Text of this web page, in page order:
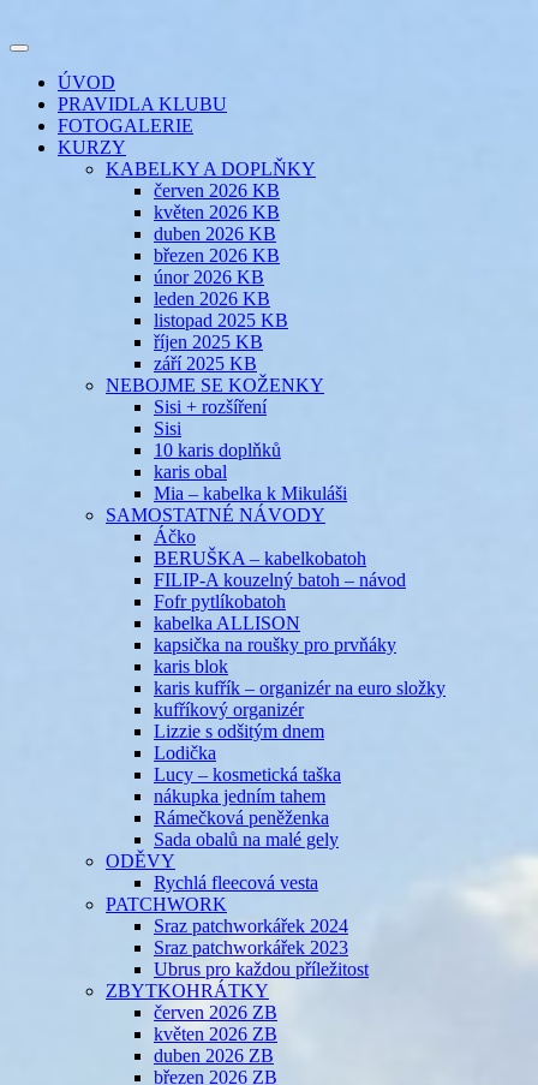
k
webuEVIKLUB
šicí klub
Toggle
navigation
ÚVOD
PRAVIDLA KLUBU
FOTOGALERIE
KURZY
KABELKY A DOPLŇKY
červen 2026 KB
květen 2026 KB
duben 2026 KB
březen 2026 KB
únor 2026 KB
leden 2026 KB
listopad 2025 KB
říjen 2025 KB
září 2025 KB
NEBOJME SE KOŽENKY
Sisi + rozšíření
Sisi
10 karis doplňků
karis obal
Mia – kabelka k Mikuláši
SAMOSTATNÉ NÁVODY
Áčko
BERUŠKA – kabelkobatoh
FILIP-A kouzelný batoh – návod
Fofr pytlíkobatoh
kabelka ALLISON
kapsička na roušky pro prvňáky
karis blok
karis kufřík – organizér na euro složky
kufříkový organizér
Lizzie s odšitým dnem
Lodička
Lucy – kosmetická taška
nákupka jedním tahem
Rámečková peněženka
Sada obalů na malé gely
ODĚVY
Rychlá fleecová vesta
PATCHWORK
Sraz patchworkářek 2024
Sraz patchworkářek 2023
Ubrus pro každou příležitost
ZBYTKOHRÁTKY
červen 2026 ZB
květen 2026 ZB
duben 2026 ZB
březen 2026 ZB